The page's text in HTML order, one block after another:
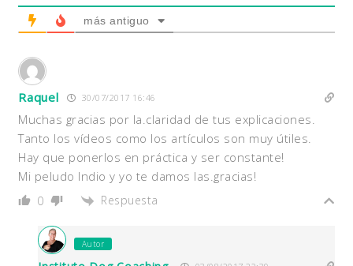
más antiguo
Raquel 30/07/2017 16:46
Muchas gracias por la.claridad de tus explicaciones.
Tanto los vídeos como los artículos son muy útiles.
Hay que ponerlos en práctica y ser constante!
Mi peludo Indio y yo te damos las.gracias!
0 Respuesta
Autor